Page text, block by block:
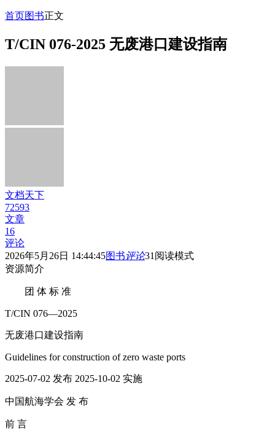
首页图书正文
T/CIN 076-2025 无废港口建设指南
文档天下
72593
文章
16
评论
2026年5月26日 14:44:45图书评论31 阅读模式
资源简介
团 体 标 准
T/CIN 076—2025
无废港口建设指南
Guidelines for construction of zero waste ports
2025-07-02 发布 2025-10-02 实施
中国航海学会 发 布
前 言